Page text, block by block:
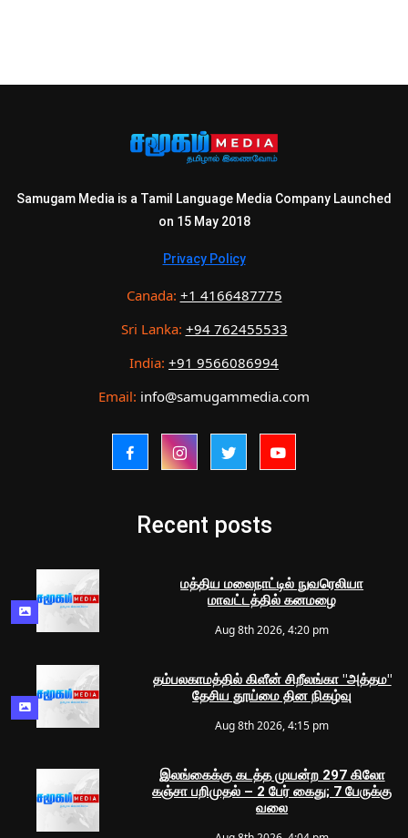
Samugam Media is a Tamil Language Media Company Launched
on 15 May 2018
Privacy Policy
Canada: +1 4166487775
Sri Lanka: +94 762455533
India: +91 9566086994
Email: info@samugammedia.com
Recent posts
மத்திய மலைநாட்டில் நுவரெலியா
மாவட்டத்தில் கனமழை
Aug 8th 2026, 4:20 pm
தம்பலகாமத்தில் கிளீன் சிறீலங்கா "அத்தம"
தேசிய தூய்மை தின நிகழ்வு
Aug 8th 2026, 4:15 pm
இலங்கைக்கு கடத்த முயன்ற 297 கிலோ
கஞ்சா பறிமுதல் – 2 பேர் கைது; 7 பேருக்கு
வலை